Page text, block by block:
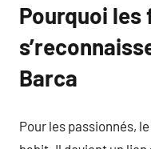
Pourquoi les
Barca
Pour les passionnés,